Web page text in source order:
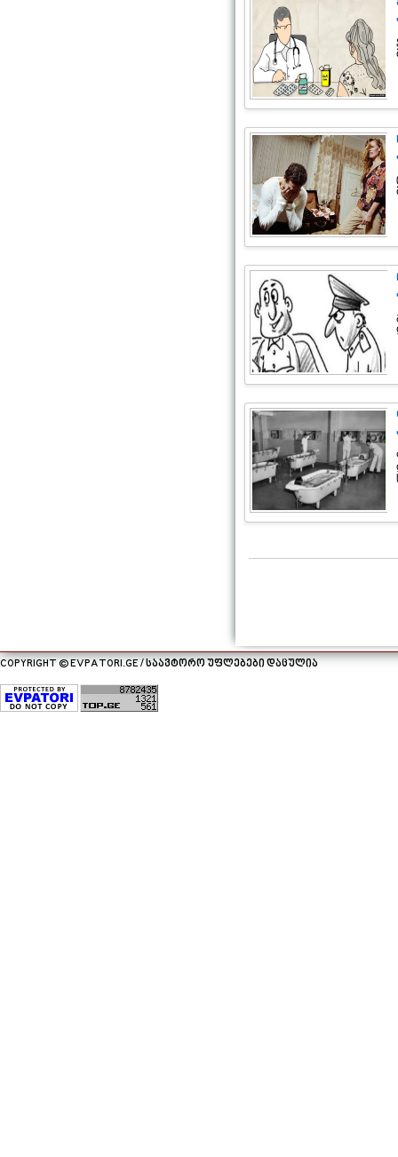
COPYRIGHT © EVPATORI.GE / საავტორო უფლებები დაცულია